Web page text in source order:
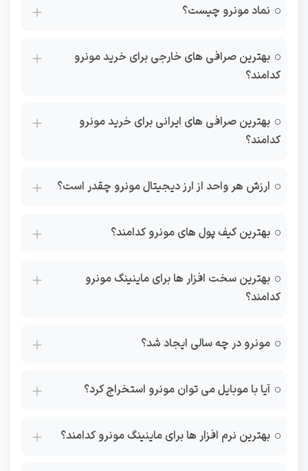
نماد مونرو چیست؟
بهترین صرافی های خارجی برای خرید مونرو
کدامند؟
بهترین صرافی های ایرانی برای خرید مونرو
کدامند؟
ارزش هر واحد از ارز دیجیتال مونرو چقدر است؟
بهترین کیف پول های مونرو کدامند؟
بهترین سخت افزار ها برای ماینینگ مونرو
کدامند؟
مونرو در چه سالی ایجاد شد؟
آیا با موبایل می توان مونرو استخراج کرد؟
بهترین نرم افزار ها برای ماینینگ مونرو کدامند؟